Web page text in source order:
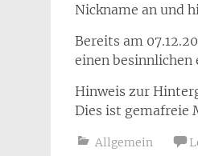
Nickname an und
Bereits am
einen besinnlichen
Hinweis zur
Dies ist gemafreie
Allgemein